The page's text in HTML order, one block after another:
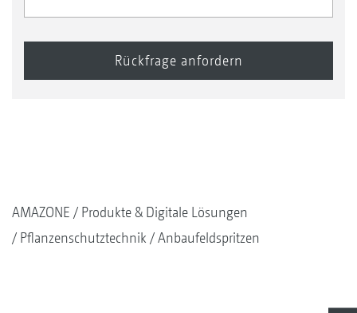
AMAZONE
Produkte & Digitale Lösungen
Pflanzenschutztechnik
Anbaufeldspritzen